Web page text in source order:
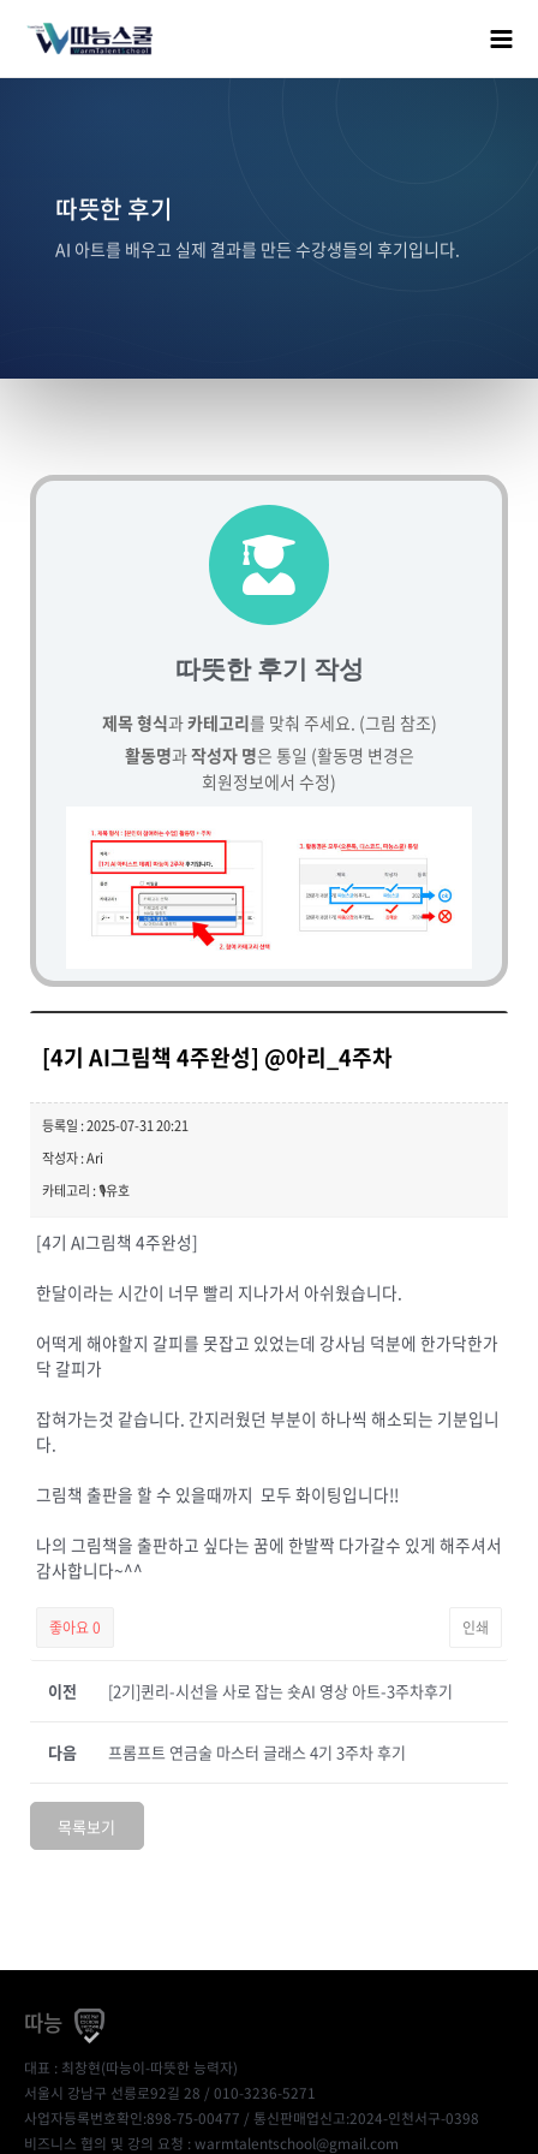
따뜻한 후기
AI 아트를 배우고 실제 결과를 만든 수강생들의 후기입니다.
따뜻한 후기 작성
제목 형식과카테고리를 맞춰 주세요. (그림 참조)
활동명과작성자 명은 통일 (활동명 변경은
회원정보에서 수정)
[4기 AI그림책 4주완성] @아리_4주차
등록일 : 2025-07-31 20:21
작성자 : Ari
카테고리 : 🎙️유호
[4기 AI그림책 4주완성]
한달이라는 시간이 너무 빨리 지나가서 아쉬웠습니다.
어떡게 해야할지 갈피를 못잡고 있었는데 강사님 덕분에 한가닥한가
닥 갈피가
잡혀가는것 같습니다. 간지러웠던 부분이 하나씩 해소되는 기분입니
다.
그림책 출판을 할 수 있을때까지 모두 화이팅입니다!!
나의 그림책을 출판하고 싶다는 꿈에 한발짝 다가갈수 있게 해주셔서
감사합니다~^^
좋아요0 인쇄
이전 [2기]퀸리-시선을 사로 잡는 숏AI 영상 아트-3주차후기
프롬프트 연금술 마스터 글래스 4기 3주차 후기
다음
목록보기
따능
대표 : 최창현(따능이-따뜻한 능력자)
서울시 강남구 선릉로92길 28 / 010-3236-5271
사업자등록번호확인:898-75-00477 / 통신판매업신고:2024-인천서구-0398
비즈니스 협의 및 강의 요청 : warmtalentschool@gmail.com